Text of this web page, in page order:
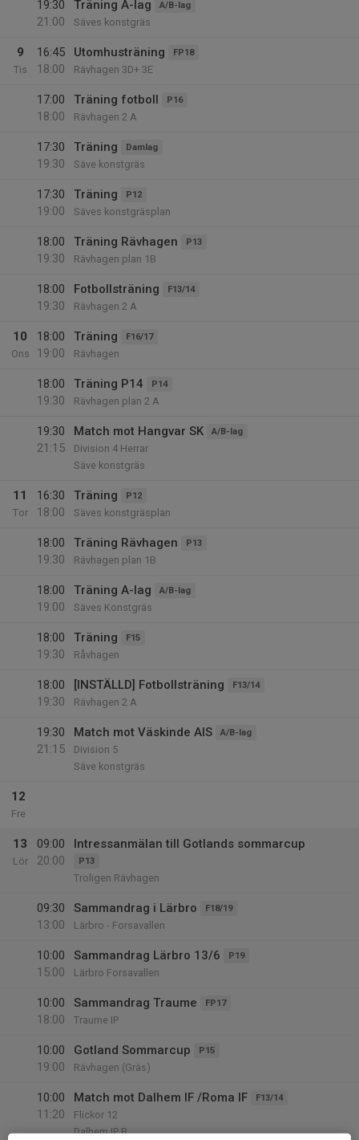
19:30
21:00
Träning A-lag A/B-lag
Säves konstgräs
9
Tis
16:45
18:00
Utomhusträning FP18
Rävhagen 3D+ 3E
17:00
18:00
Träning fotboll P16
Rävhagen 2 A
17:30
19:30
Träning Damlag
Säve konstgräs
17:30
19:00
Träning P12
Säves konstgräsplan
18:00
19:30
Träning Rävhagen P13
Rävhagen plan 1B
18:00
19:30
Fotbollsträning F13/14
Rävhagen 2 A
10
Ons
18:00
19:00
Träning F16/17
Rävhagen
18:00
19:30
Träning P14 P14
Rävhagen plan 2 A
19:30
21:15
Match mot Hangvar SK A/B-lag
Division 4 Herrar
Säve konstgräs
11
Tor
16:30
18:00
Träning P12
Säves konstgräsplan
18:00
19:30
Träning Rävhagen P13
Rävhagen plan 1B
18:00
19:00
Träning A-lag A/B-lag
Säves Konstgräs
18:00
19:30
Träning F15
Råvhagen
18:00
19:30
[INSTÄLLD] Fotbollsträning F13/14
Rävhagen 2 A
19:30
21:15
Match mot Väskinde AIS A/B-lag
Division 5
Säve konstgräs
12
Fre
13
Lör
09:00
20:00
Intressanmälan till Gotlands sommarcup
P13
Troligen Rävhagen
09:30
13:00
Sammandrag i Lärbro F18/19
Lärbro - Forsavallen
10:00
15:00
Sammandrag Lärbro 13/6 P19
Lärbro Forsavallen
10:00
18:00
Sammandrag Traume FP17
Traume IP
10:00
19:00
Gotland Sommarcup P15
Rävhagen (Gräs)
10:00
11:20
Match mot Dalhem IF /Roma IF F13/14
Flickor 12
Dalhem IP B